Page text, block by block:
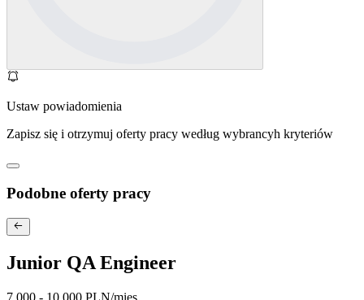
Ustaw powiadomienia
Zapisz się i otrzymuj oferty pracy według wybrancyh kryteriów
Podobne oferty pracy
Junior QA Engineer
7 000 - 10 000 PLN/mies.